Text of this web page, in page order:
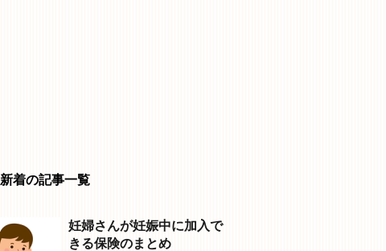
新着の記事一覧
妊婦さんが妊娠中に加入で
きる保険のまとめ